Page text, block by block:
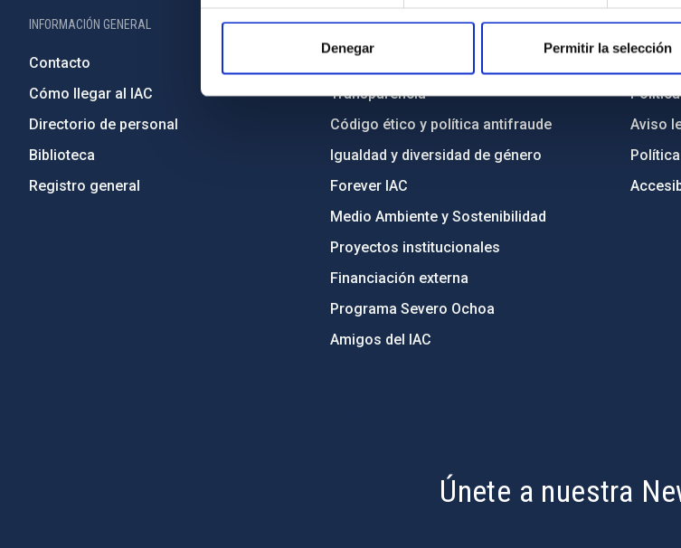
Denegar Permitir la selección
INFORMACIÓN GENERAL
Contacto
Cómo llegar al IAC
Directorio de personal
Biblioteca
Registro general
INFORMACIÓN INSTITUCIONAL
Transparencia
Código ético y política antifraude
Igualdad y diversidad de género
Forever IAC
Medio Ambiente y Sostenibilidad
Proyectos institucionales
Financiación externa
Programa Severo Ochoa
Amigos del IAC
PORTAL
Aviso
Únete a nuestra